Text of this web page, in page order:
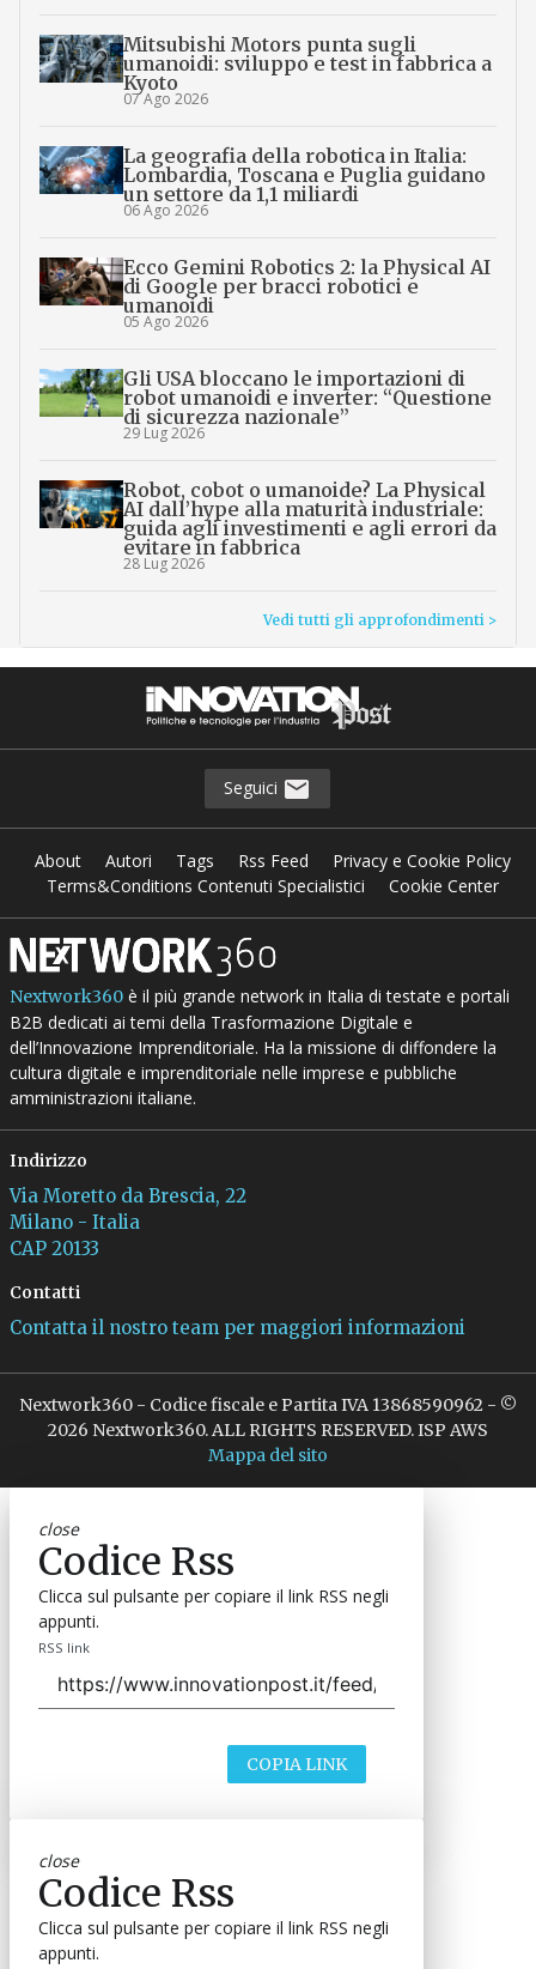
Mitsubishi Motors punta sugli
umanoidi: sviluppo e test in fabbrica a
Kyoto
07 Ago 2026
La geografia della robotica in Italia:
Lombardia, Toscana e Puglia guidano
un settore da 1,1 miliardi
06 Ago 2026
Ecco Gemini Robotics 2: la Physical AI
di Google per bracci robotici e
umanoidi
05 Ago 2026
Gli USA bloccano le importazioni di
robot umanoidi e inverter: “Questione
di sicurezza nazionale”
29 Lug 2026
Robot, cobot o umanoide? La Physical
AI dall’hype alla maturità industriale:
guida agli investimenti e agli errori da
evitare in fabbrica
28 Lug 2026
Vedi tutti gli approfondimenti >
Seguici
About Autori Tags Rss Feed
Privacy e Cookie Policy
Terms&Conditions Contenuti Specialistici
Cookie Center
Nextwork360è il più grande network in Italia di testate e portali
B2B dedicati ai temi della Trasformazione Digitale e
dell’Innovazione Imprenditoriale. Ha la missione di diffondere la
cultura digitale e imprenditoriale nelle imprese e pubbliche
amministrazioni italiane.
Indirizzo
Via Moretto da Brescia, 22
Milano - Italia
CAP 20133
Contatti
Contatta il nostro team per maggiori informazioni
Nextwork360 - Codice fiscale e Partita IVA 13868590962 - ©
2026 Nextwork360. ALL RIGHTS RESERVED. ISP AWS
Mappa del sito
close
Codice Rss
Clicca sul pulsante per copiare il link RSS negli
appunti.
RSS link
COPIA LINK
close
Codice Rss
Clicca sul pulsante per copiare il link RSS negli
appunti.